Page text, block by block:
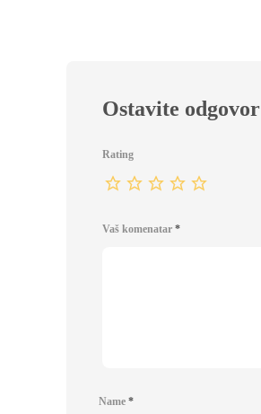
Ostavite odgovor
Rating
Vaš komenatar *
Name *